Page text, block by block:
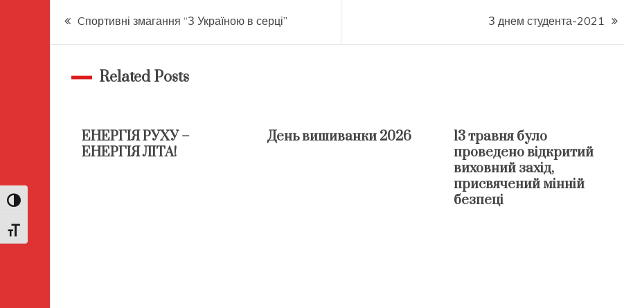
Toggle High Contrast
Toggle Font size
Навігація
записів
Cпортивні змагання “З Україною в серці” З днем студента-2021
Related Posts
ЕНЕРГІЯ РУХУ –
ЕНЕРГІЯ ЛІТА!
День вишиванки 2026
13 травня було
проведено відкритий
виховний захід,
присвячений мінній
безпеці